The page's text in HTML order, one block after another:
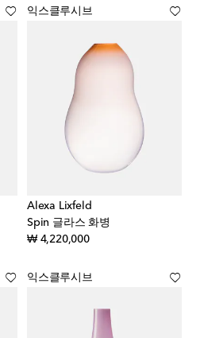
익스클루시브
Alexa Lixfeld
Spin 글라스 화병
₩ 4,220,000original price
익스클루시브